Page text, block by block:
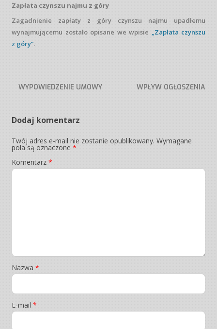
Zapłata czynszu najmu z góry
Zagadnienie zapłaty z góry czynszu najmu upadłemu
wynajmującemu zostało opisane we wpisie
„Zapłata czynszu
z góry”.
Post navigation
WYPOWIEDZENIE UMOWY
WPŁYW OGŁOSZENIA
Dodaj komentarz
Twój adres e-mail nie zostanie opublikowany. Wymagane
pola są oznaczone *
Komentarz *
Nazwa *
E-mail *